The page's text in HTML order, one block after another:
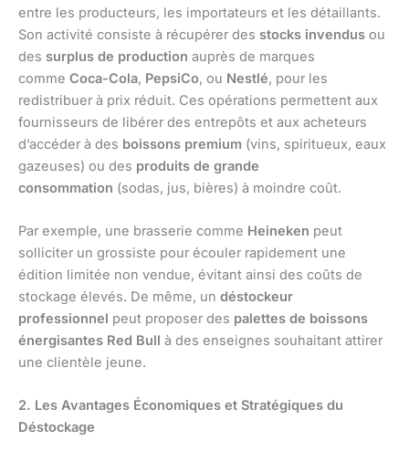
entre les producteurs, les importateurs et les détaillants.
Son activité consiste à récupérer des stocks invendus ou
des surplus de production auprès de marques
comme Coca-Cola, PepsiCo, ou Nestlé, pour les
redistribuer à prix réduit. Ces opérations permettent aux
fournisseurs de libérer des entrepôts et aux acheteurs
d’accéder à des boissons premium (vins, spiritueux, eaux
gazeuses) ou des produits de grande
consommation (sodas, jus, bières) à moindre coût.
Par exemple, une brasserie comme Heineken peut
solliciter un grossiste pour écouler rapidement une
édition limitée non vendue, évitant ainsi des coûts de
stockage élevés. De même, un déstockeur
professionnel peut proposer des palettes de boissons
énergisantes Red Bull à des enseignes souhaitant attirer
une clientèle jeune.
2. Les Avantages Économiques et Stratégiques du
Déstockage